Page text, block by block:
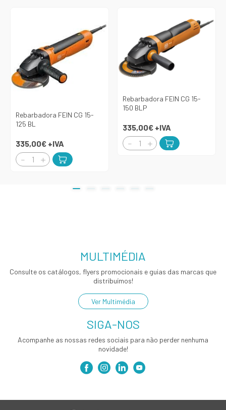
Rebarbadora FEIN CG 15-
125 BL
335,00€ +IVA
Rebarbadora FEIN CG 15-
150 BLP
335,00€ +IVA
MULTIMÉDIA
Consulte os catálogos, flyers promocionais e guias das marcas que
distribuímos!
Ver Multimédia
SIGA-NOS
Acompanhe as nossas redes sociais para não perder nenhuma
novidade!